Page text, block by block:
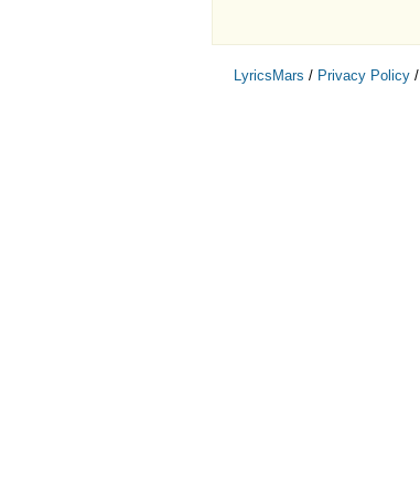
LyricsMars / Privacy Policy /